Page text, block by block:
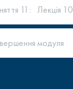
11: Лекція 10
модуля